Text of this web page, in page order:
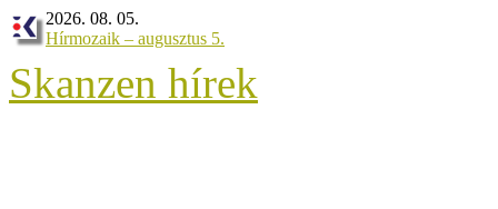
2026. 08. 05.
Hírmozaik – augusztus 5.
Skanzen hírek